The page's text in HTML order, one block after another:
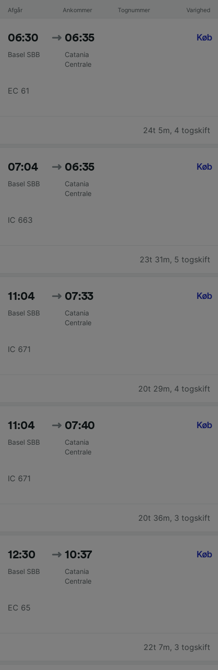
Afgår Ankommer Tognummer Varighed
06:30
Basel SBB
06:35
Catania
Centrale
EC 61
Køb
24t 5m, 4 togskift
07:04
Basel SBB
06:35
Catania
Centrale
IC 663
Køb
23t 31m, 5 togskift
11:04
Basel SBB
07:33
Catania
Centrale
IC 671
Køb
20t 29m, 4 togskift
11:04
Basel SBB
07:40
Catania
Centrale
IC 671
Køb
20t 36m, 3 togskift
12:30
Basel SBB
10:37
Catania
Centrale
EC 65
Køb
22t 7m, 3 togskift